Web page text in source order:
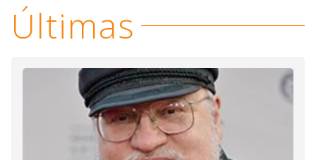
Últimas